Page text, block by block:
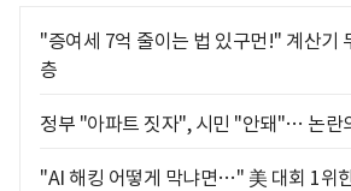
"증여세 7억 줄이는 법 있구먼!" 계산기
층
정부 "아파트 짓자", 시민 "안돼"… 논란
"AI 해킹 어떻게 막냐면…" 美 대회 1위